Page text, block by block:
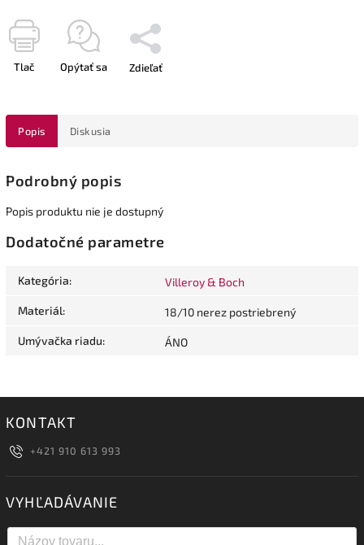
Tlač Opýtať sa Zdieľať
Popis Diskusia
Podrobný popis
Popis produktu nie je dostupný
Dodatočné parametre
Kategória: Villeroy & Boch
Materiál: 18/10 nerez postriebrený
Umývačka riadu: ÁNO
KONTAKT
+421 910 613 993
VYHĽADÁVANIE